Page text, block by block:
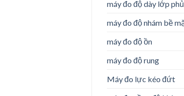
máy đo độ dày lớp
máy đo độ nhám bề
máy đo độ ồn
máy đo độ rung
Máy đo lực kéo đứt